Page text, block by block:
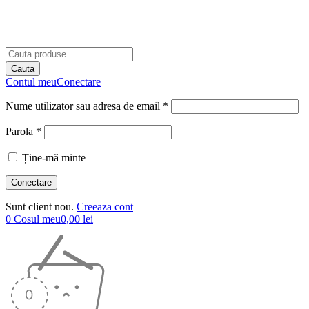
Contul meuConectare
Nume utilizator sau adresa de email *
Parola *
Ține-mă minte
Sunt client nou. Creeaza cont
0 Cosul meu0,00 lei